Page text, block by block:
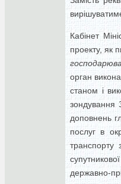
Кабінет
проекту, як
орган
станом і
зондування
доповнень
послуг в
транспорту
державно-